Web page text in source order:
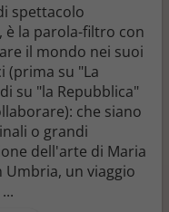
spettacolo
è la parola-filtro con
il mondo nei suoi
(prima su "La
su "la Repubblica"
che siano
o grandi
dell'arte di Maria
un viaggio